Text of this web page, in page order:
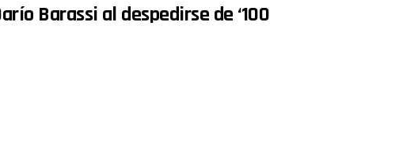
Barassi al despedirse de ‘100